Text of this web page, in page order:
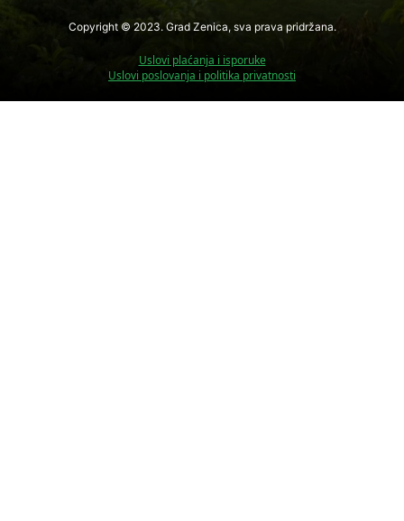
Copyright © 2023. Grad Zenica, sva prava pridržana.
Uslovi plaćanja i isporuke
Uslovi poslovanja i politika privatnosti